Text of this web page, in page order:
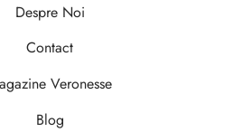
Despre Noi
Contact
Veronesse
Blog